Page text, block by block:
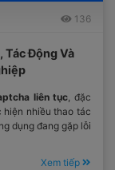
136
Tác Động Và
liên tục, đặc
hiện nhiều thao tác
dụng đang gặp lỗi
Xem tiếp